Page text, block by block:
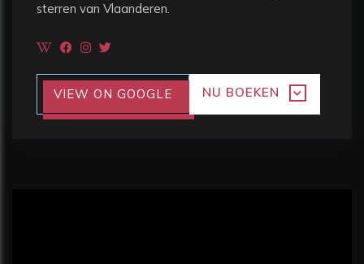
sterren van Vlaanderen.
VIEW ON GOOGLE NU BOEKEN